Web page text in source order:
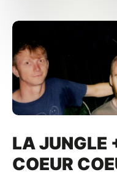
LA JUNGLE
COEUR